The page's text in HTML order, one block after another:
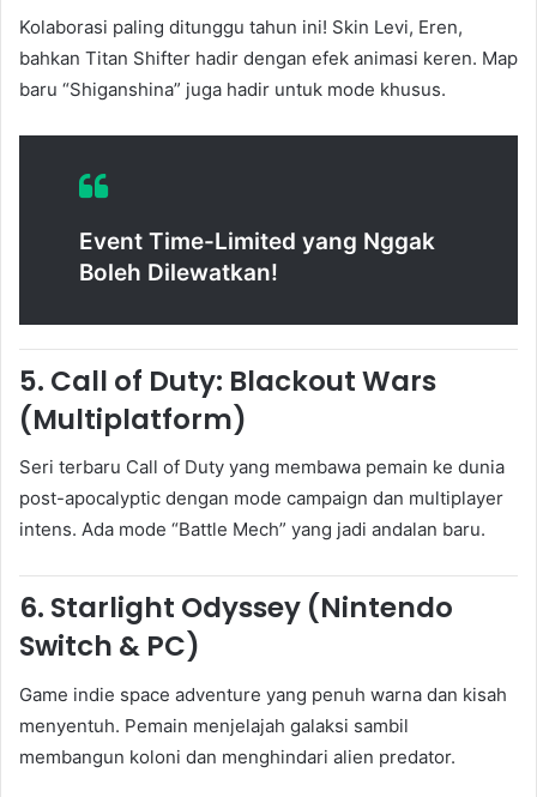
Kolaborasi paling ditunggu tahun ini! Skin Levi, Eren,
bahkan Titan Shifter hadir dengan efek animasi keren. Map
baru “Shiganshina” juga hadir untuk mode khusus.
Event Time-Limited yang Nggak
Boleh Dilewatkan!
5. Call of Duty: Blackout Wars
(Multiplatform)
Seri terbaru Call of Duty yang membawa pemain ke dunia
post-apocalyptic dengan mode campaign dan multiplayer
intens. Ada mode “Battle Mech” yang jadi andalan baru.
6. Starlight Odyssey (Nintendo
Switch & PC)
Game indie space adventure yang penuh warna dan kisah
menyentuh. Pemain menjelajah galaksi sambil
membangun koloni dan menghindari alien predator.